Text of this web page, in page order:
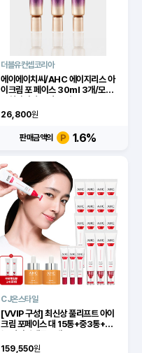
더블유컨셉코리아
에이에이치씨/AHC 에이지리스 아
이크림 포 페이스 30ml 3개/모이
26,800원
판매금액의 1.6%
CJ온스타일
[VVIP 구성] 최신상 풀리프트 아이
크림 포페이스 대 15통+중3통+리
159,550원